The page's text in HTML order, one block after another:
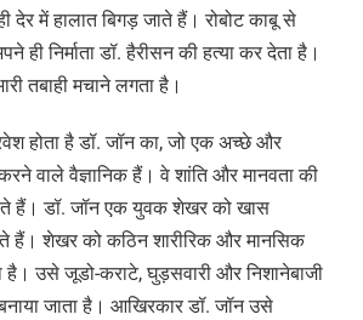
देर में हालात बिगड़ जाते हैं। रोबोट काबू से
ही निर्माता डॉ. हैरीसन की हत्या कर देता है।
तबाही मचाने लगता है।
होता है डॉ. जॉन का, जो एक अच्छे और
वाले वैज्ञानिक हैं। वे शांति और मानवता की
हैं। डॉ. जॉन एक युवक शेखर को खास
हैं। शेखर को कठिन शारीरिक और मानसिक
है। उसे जूडो-कराटे, घुड़सवारी और निशानेबाजी
जाता है। आखिरकार डॉ. जॉन उसे